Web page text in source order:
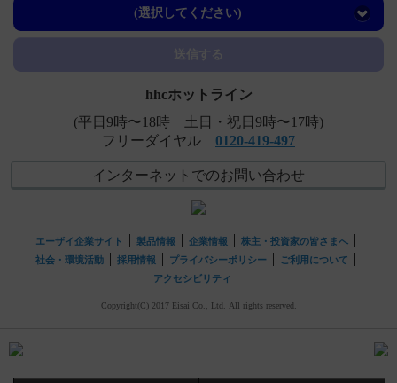
試験Core Study）の日本人部分集団解析の有効性...
(選択してください)
hhcホットライン
(平日9時〜18時 土日・祝日9時〜17時)
フリーダイヤル 0120-419-497
インターネットでのお問い合わせ
エーザイ企業サイト 製品情報 企業情報
株主・投資家の皆さまへ
社会・環境活動
採用情報 プライバシーポリシー
ご利用について
アクセシビリティ
Copyright(C) 2017 Eisai Co., Ltd. All rights reserved.